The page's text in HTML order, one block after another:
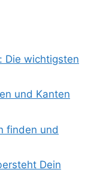
Die wichtigsten
und Kanten
finden und
Dein